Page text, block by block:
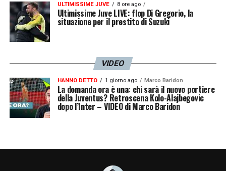
ULTIMISSIME JUVE 8 ore ago
Ultimissime Juve LIVE: flop Di Gregorio, la
situazione per il prestito di Suzuki
VIDEO
HANNO DETTO 1 giorno ago Marco Baridon
La domanda ora è una: chi sarà il nuovo portiere
della Juventus? Retroscena Kolo-Alajbegovic
dopo l’Inter – VIDEO di Marco Baridon